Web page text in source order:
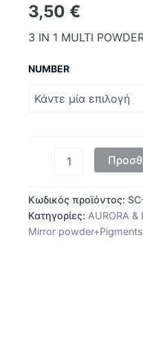
3,50 €
3 IN 1 MULTI
NUMBER
Κωδικός προϊόντος:
Κατηγορίες: AURORA &
Mirror powder+Pigments